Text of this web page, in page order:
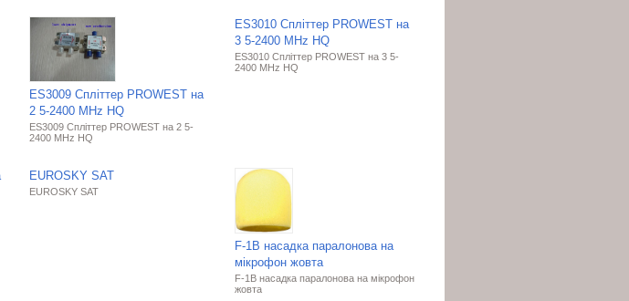
ES3009 Cпліттер PROWEST на
2 5-2400 МНz HQ
ES3009 Cпліттер PROWEST на 2 5-
2400 МНz HQ
ES3010 Cпліттер PROWEST на
3 5-2400 МНz HQ
ES3010 Cпліттер PROWEST на 3 5-
2400 МНz HQ
EUROSKY SAT
EUROSKY SAT
F-1B насадка паралонова на
мікрофон жовта
F-1B насадка паралонова на мікрофон
жовта